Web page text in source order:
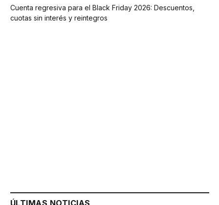
Cuenta regresiva para el Black Friday 2026: Descuentos,
cuotas sin interés y reintegros
ÚLTIMAS NOTICIAS